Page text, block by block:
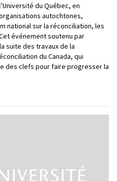
du Québec, en
autochtones,
national sur la réconciliation, les
événement soutenu par
suite des travaux de la
du Canada, qui
des clefs pour faire progresser la